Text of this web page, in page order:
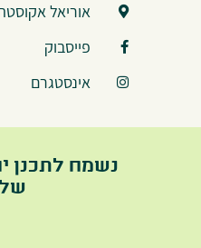
אוריאל אקוסטה 7, תל
פייסבוק
אינסטגרם
נשמח לתכנן